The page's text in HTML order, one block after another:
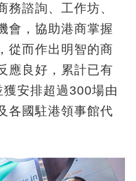
務諮詢、工作坊、
會，協助港商掌握
從而作出明智的商
應良好，累計已有
安排超過300場由
各國駐港領事館代